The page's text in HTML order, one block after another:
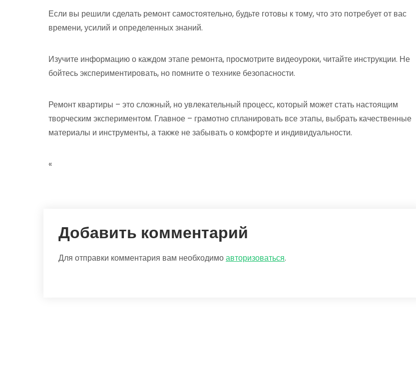
Если вы решили сделать ремонт самостоятельно, будьте готовы к тому, что это потребует от вас
времени, усилий и определенных знаний.
Изучите информацию о каждом этапе ремонта, просмотрите видеоуроки, читайте инструкции. Не
бойтесь экспериментировать, но помните о технике безопасности.
Ремонт квартиры – это сложный, но увлекательный процесс, который может стать настоящим
творческим экспериментом. Главное – грамотно спланировать все этапы, выбрать качественные
материалы и инструменты, а также не забывать о комфорте и индивидуальности.
«
Добавить комментарий
Для отправки комментария вам необходимоавторизоваться.